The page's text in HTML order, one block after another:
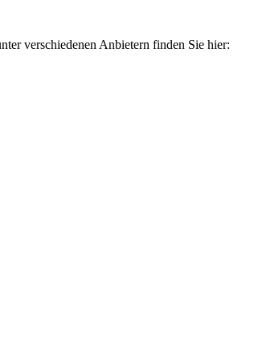
verschiedenen Anbietern finden Sie hier: